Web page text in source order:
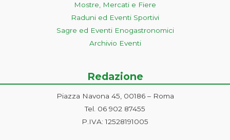
Mostre, Mercati e Fiere
Raduni ed Eventi Sportivi
Sagre ed Eventi Enogastronomici
Archivio Eventi
Redazione
Piazza Navona 45, 00186 – Roma
Tel. 06 902 87455
P.IVA: 12528191005